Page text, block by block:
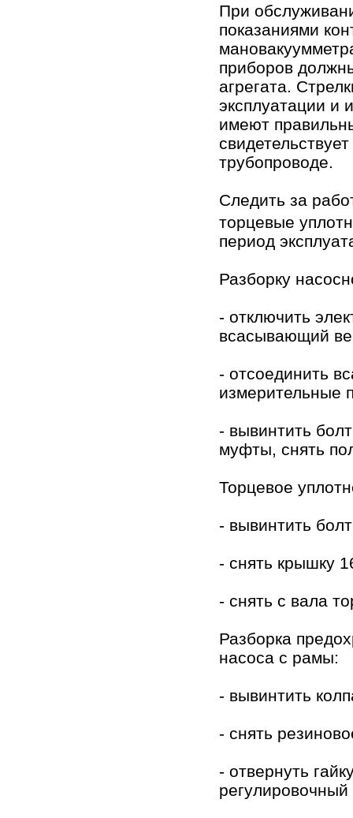
При
показаниями
приборов
агрегата.
эксплуатации и
имеют
трубопроводе.
Следить за
торцевые
период
Разборку
- отключить
всасывающий
- отсоединить
измерительные
- вывинтить
муфты, снять
Торцевое
- вывинтить
- снять крышку
- снять с вала
Разборка
насоса с рамы:
- вывинтить
- снять
- отвернуть
регулировочный